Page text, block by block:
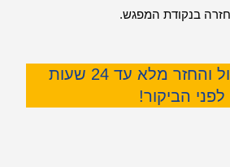
בנקודת המפגש.
אפשרות ביטול והחזר מלא עד 24 שעות
לפני הביקור!